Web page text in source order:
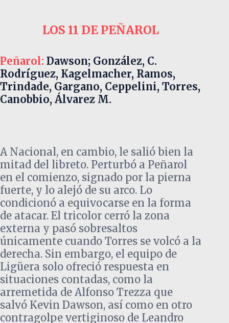
LOS 11 DE PEÑAROL
Peñarol: Dawson; González, C.
Rodríguez, Kagelmacher, Ramos,
Trindade, Gargano, Ceppelini, Torres,
Canobbio, Álvarez M.
A Nacional, en cambio, le salió bien la
mitad del libreto. Perturbó a Peñarol
en el comienzo, signado por la pierna
fuerte, y lo alejó de su arco. Lo
condicionó a equivocarse en la forma
de atacar. El tricolor cerró la zona
externa y pasó sobresaltos
únicamente cuando Torres se volcó a la
derecha. Sin embargo, el equipo de
Ligüera solo ofreció respuesta en
situaciones contadas, como la
arremetida de Alfonso Trezza que
salvó Kevin Dawson, así como en otro
contragolpe vertiginoso de Leandro